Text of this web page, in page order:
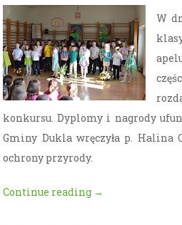
W
konkursu. Dyplomy i nagrody
Gminy Dukla wręczyła p. Halina
ochrony przyrody.
Continue reading „Święto
→